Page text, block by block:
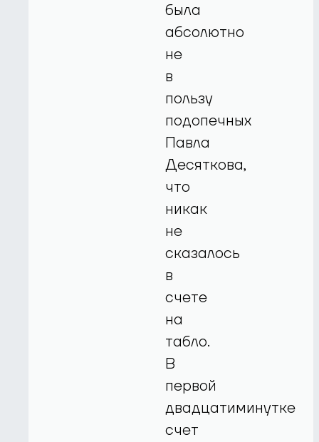
была
абсолютно
не
в
пользу
подопечных
Павла
Десяткова,
что
никак
не
сказалось
в
счете
на
табло.
В
первой
двадцатиминутке
счет